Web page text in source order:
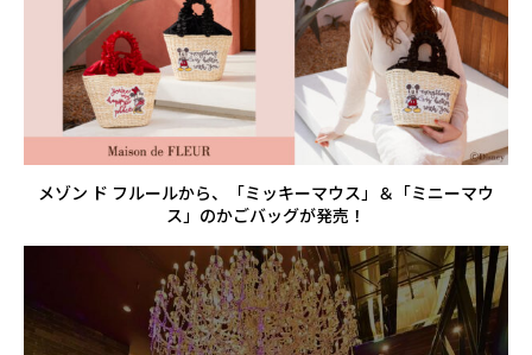
メゾン ド フルールから、「ミッキーマウス」＆「ミニーマウ
ス」のかごバッグが発売！